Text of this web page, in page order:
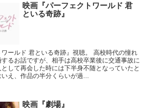
映画『パーフェクトワールド 君
といる奇跡』
ールド 君といる奇跡』視聴。 高校時代の憧れ
るお話ですが、相手は高校卒業後に交通事故に
して再会した時には下半身不随となっていたと
え、作品の半分くらいが過...
映画『劇場』